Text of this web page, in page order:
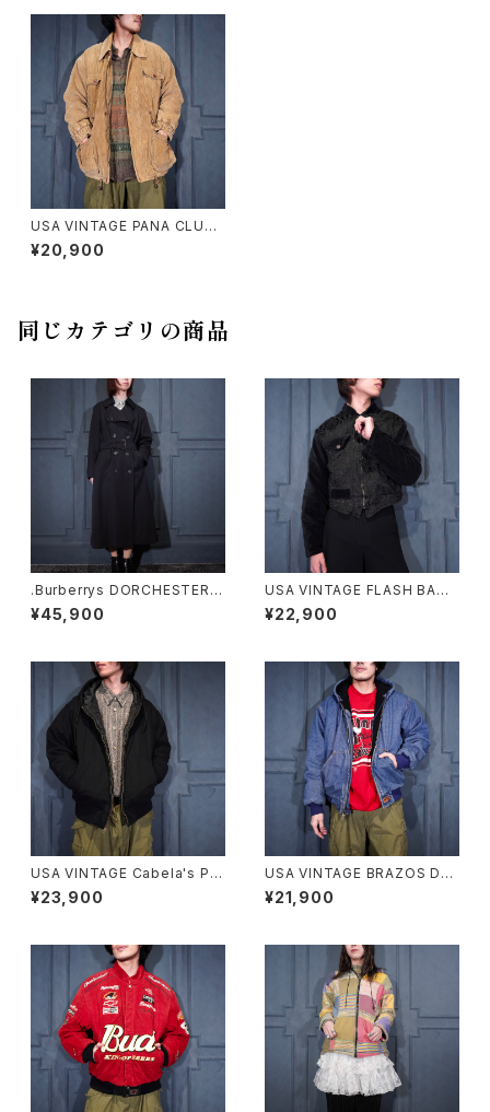
USA VINTAGE PANA CLUB
CORDULOY HUNTING JAC
KET/アメリカ古着コーデュロイ
¥20,900
同じカテゴリの商品
.Burberrys DORCHESTER B
URELLA WOOL BELTED TR
ENCH COAT MADE IN ENGL
75402
¥45,900
USA VINTAGE FLASH BACK
SHORT LENGTH EMBROID
ERY VELOUR SWITCHED D
替デザインジップブルゾン
¥22,900
USA VINTAGE Cabela's PA
DING DESIGN HOODIE ZIP
UP DUCK BLOUSON/アメリ
¥23,900
USA VINTAGE BRAZOS DE
NIM HOODIE ZIP UP BLOU
SON/アメリカ古着デニムフーデ
¥21,900